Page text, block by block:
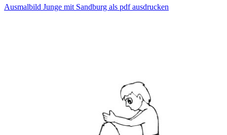
Ausmalbild Junge mit Sandburg als pdf ausdrucken